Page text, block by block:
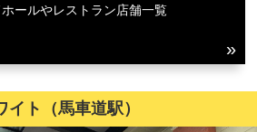
ールやレストラン店舗一覧
ト（馬車道駅）